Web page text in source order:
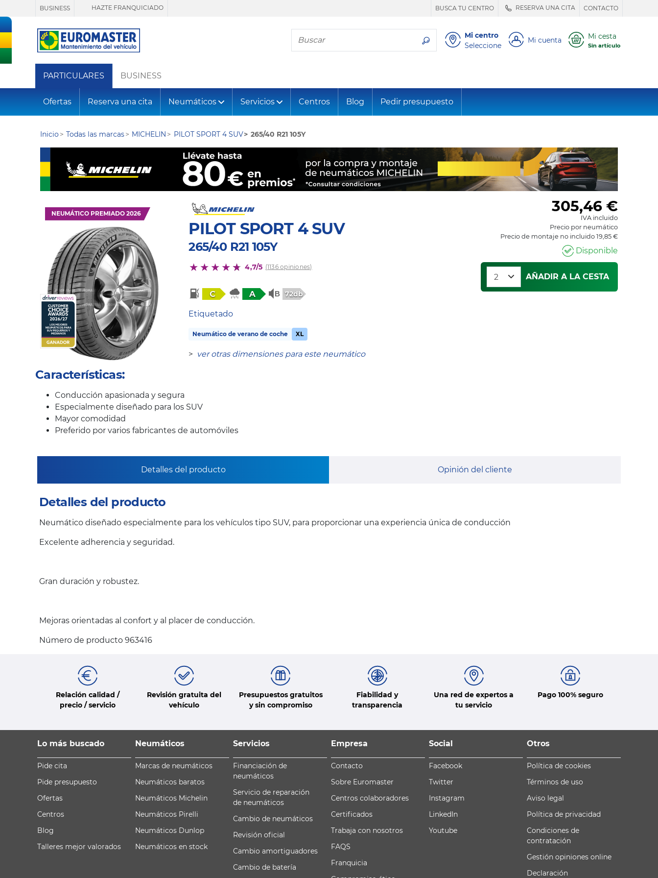
BUSINESS HAZTE FRANQUICIADO BUSCA TU CENTRO RESERVA UNA CITA CONTACTO
Busca tu neumático
Mi centro
Seleccione
Mi cuenta Mi cesta
Sin artículo
PARTICULARES BUSINESS
Ofertas Reserva una cita Neumáticos Servicios Centros Blog Pedir presupuesto
Inicio Todas las marcas MICHELIN PILOT SPORT 4 SUV 265/40 R21 105Y
NEUMÁTICO PREMIADO 2026
PILOT SPORT 4 SUV
265/40 R21 105Y
4,7/5 (1136 opiniones)
C A 72db
Etiquetado
Neumático de verano de coche XL
> ver otras dimensiones para este neumático
305,46 €
IVA incluido
Precio por neumático
Precio de montaje no incluido 19,85 €
Disponible
AÑADIR A LA CESTA
Características:
Conducción apasionada y segura
Especialmente diseñado para los SUV
Mayor comodidad
Preferido por varios fabricantes de automóviles
Detalles del producto Opinión del cliente
Detalles del producto
Neumático diseñado especialmente para los vehículos tipo SUV, para proporcionar una experiencia única de conducción
Excelente adherencia y seguridad.
Gran duración y robustez.
Mejoras orientadas al confort y al placer de conducción.
Número de producto 963416
Relación calidad /
precio / servicio
Revisión gratuita del
vehículo
Presupuestos gratuitos
y sin compromiso
Fiabilidad y
transparencia
Una red de expertos a
tu servicio
Pago 100% seguro
Lo más buscado
Pide cita
Pide presupuesto
Ofertas
Centros
Blog
Talleres mejor valorados
Neumáticos
Marcas de neumáticos
Neumáticos baratos
Neumáticos Michelin
Neumáticos Pirelli
Neumáticos Dunlop
Neumáticos en stock
Servicios
Financiación de
neumáticos
Servicio de reparación
de neumáticos
Cambio de neumáticos
Revisión oficial
Cambio amortiguadores
Cambio de batería
Empresa
Contacto
Sobre Euromaster
Centros colaboradores
Certificados
Trabaja con nosotros
FAQS
Franquicia
Social
Facebook
Twitter
Instagram
LinkedIn
Youtube
Otros
Política de cookies
Términos de uso
Aviso legal
Política de privacidad
Condiciones de
contratación
Gestión opiniones online
Declaración